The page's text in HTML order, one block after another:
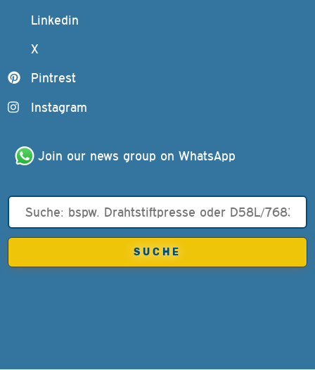
Linkedin
X
Pintrest
Instagram
Join our news group on WhatsApp